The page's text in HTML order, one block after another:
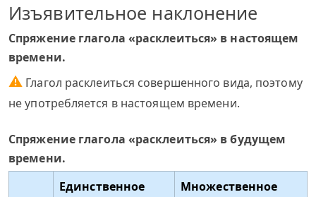
Изъявительное наклонение
Спряжение глагола «расклеиться» в настоящем
времени.
⚠ Глагол расклеиться совершенного вида, поэтому
не употребляется в настоящем времени.
Спряжение глагола «расклеиться» в будущем
времени.
Единственное
Множественное